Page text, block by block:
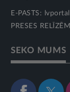
E-PASTS:
PRESES
SEKO MUMS